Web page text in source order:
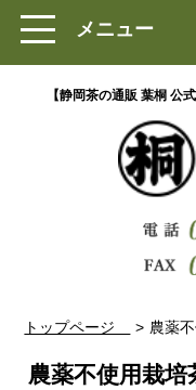
メニュー
【静岡茶の通販 葉桐 公
トップページ 農薬
農薬不使用栽